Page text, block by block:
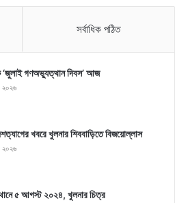
সর্বাধিক পঠিত
‘জুলাই গণঅভ্যুত্থান দিবস’ আজ
খবরে খুলনার শিববাড়িতে বিজয়োল্লাস
৫ আগস্ট ২০২৪, খুলনার চিত্র